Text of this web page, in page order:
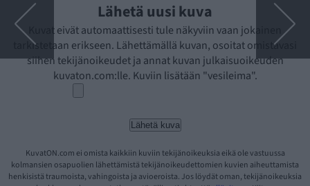
Lähetä uusi kuva
Kuvat eivät automaattisesti tule näkyviin vaan jokainen
tarkistetaan erikseen. Lähettämällä kuvan, osoitat omistavasi
siihen tekijänoikeudet ja annat kuvan julkaisuoikeuden
kuvaton.com:lle. Kuviin lisätään "vesileima".
KuvatON.com ei omista kaikkiin kuviin tekijänoikeuksia eikä ole vastuussa
kolmansien osapuolien lähettämistä tekijänoikeudettomien kuvien aiheuttamista
henkisistä traumoista, vahingoista ja avioeroista. Jos löydät oman, tekijänoikeuksia